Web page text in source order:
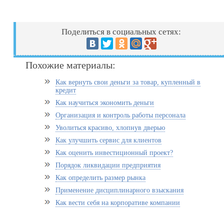
Поделиться в социальных сетях:
Похожие материалы:
Как вернуть свои деньги за товар, купленный в
кредит
Как научиться экономить деньги
Организация и контроль работы персонала
Уволиться красиво, хлопнув дверью
Как улучшить сервис для клиентов
Как оценить инвестиционный проект?
Порядок ликвидации предприятия
Как определить размер рынка
Применение дисциплинарного взыскания
Как вести себя на корпоративе компании